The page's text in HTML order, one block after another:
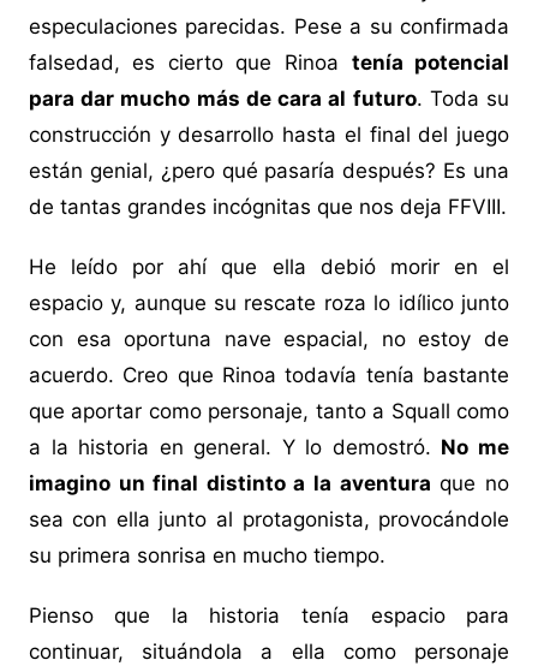
especulaciones parecidas. Pese a su confirmada
falsedad, es cierto que Rinoa tenía potencial
para dar mucho más de cara al futuro. Toda su
construcción y desarrollo hasta el final del juego
están genial, ¿pero qué pasaría después? Es una
de tantas grandes incógnitas que nos deja FFVIII.
He leído por ahí que ella debió morir en el
espacio y, aunque su rescate roza lo idílico junto
con esa oportuna nave espacial, no estoy de
acuerdo. Creo que Rinoa todavía tenía bastante
que aportar como personaje, tanto a Squall como
a la historia en general. Y lo demostró. No me
imagino un final distinto a la aventura que no
sea con ella junto al protagonista, provocándole
su primera sonrisa en mucho tiempo.
Pienso que la historia tenía espacio para
continuar, situándola a ella como personaje